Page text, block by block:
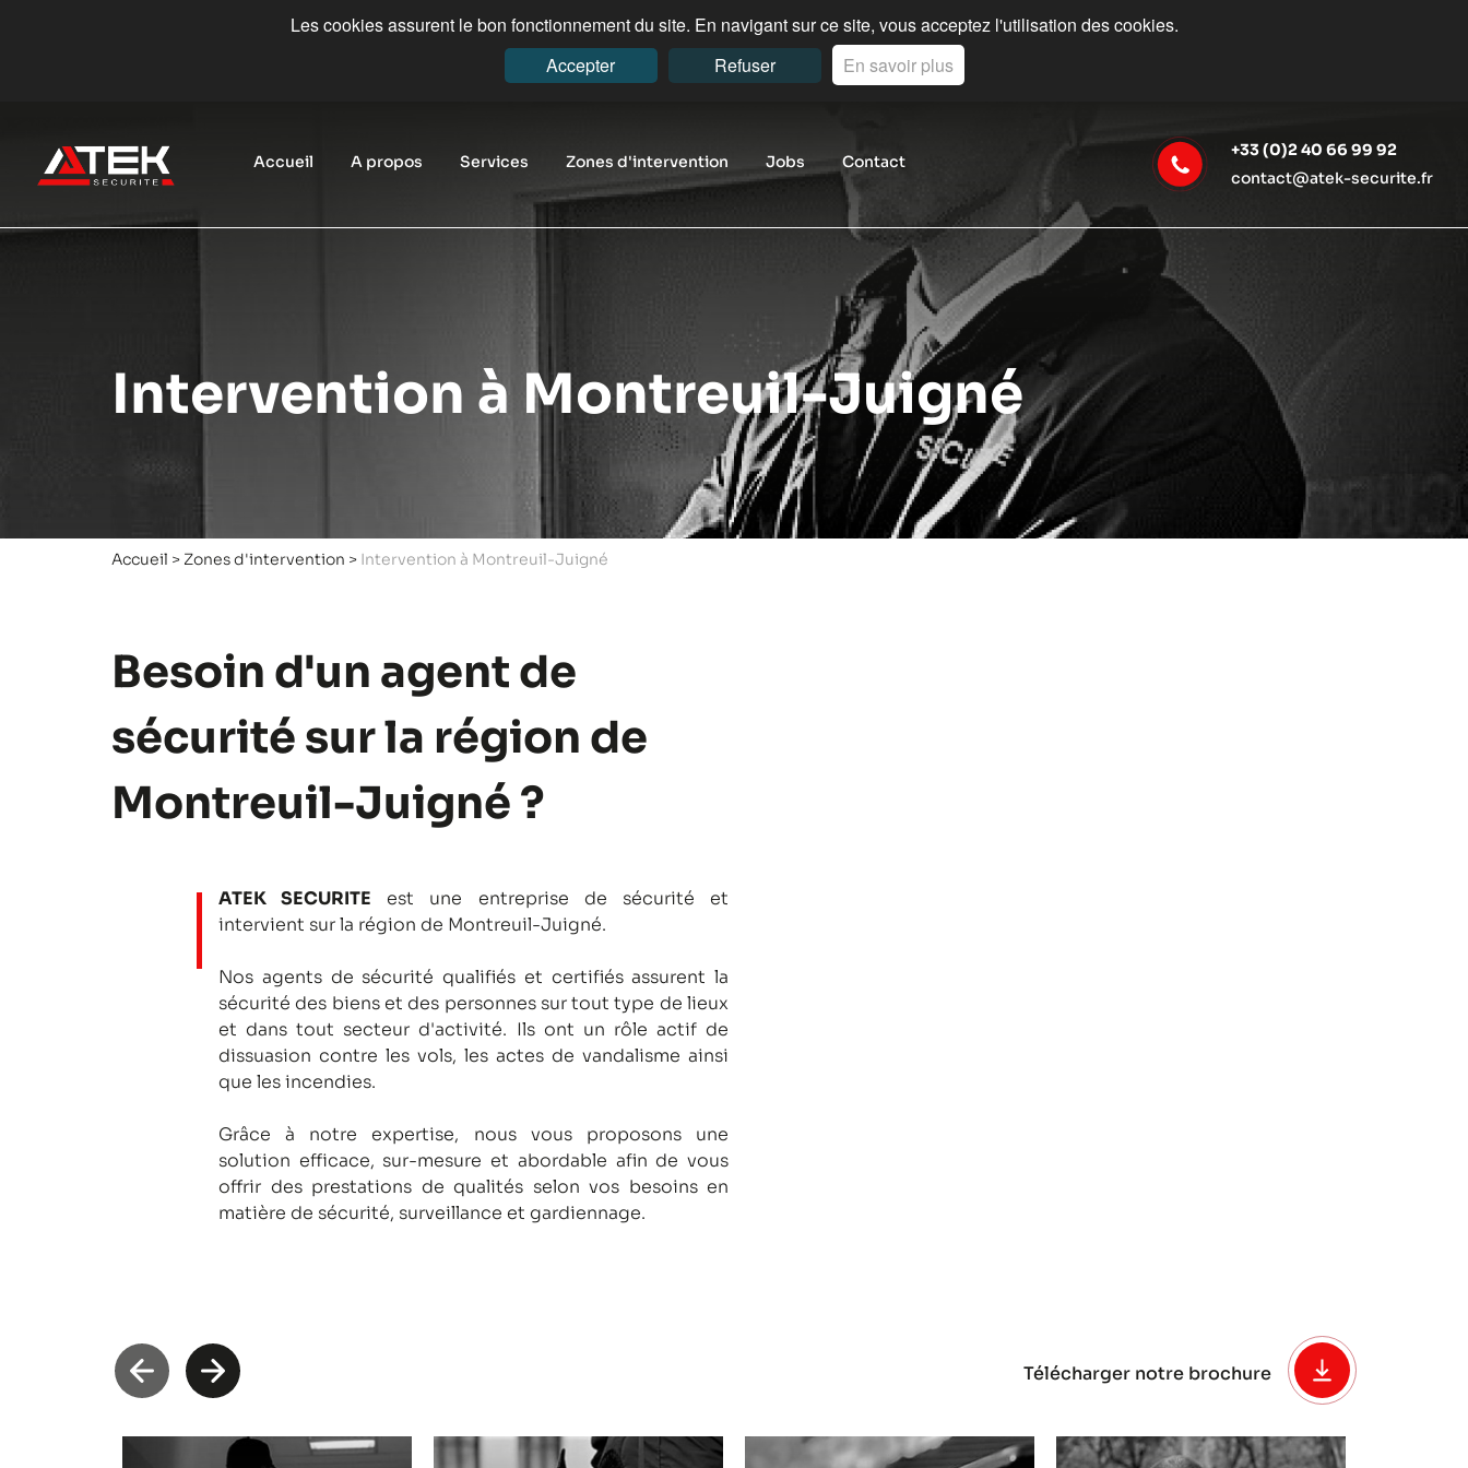
Les cookies assurent le bon fonctionnement du site. En navigant sur ce site, vous acceptez l'utilisation des cookies.
Accepter
Refuser En savoir plus
Accueil A propos Services Zones d'intervention Jobs Contact
+33 (0)2 40 66 99 92
contact@atek-securite.fr
Intervention à Montreuil-Juigné
Accueil > Zones d'intervention > Intervention à Montreuil-Juigné
Besoin d'un agent de
sécurité sur la région de
Montreuil-Juigné ?
ATEK SECURITE est une entreprise de sécurité et
intervient sur la région de Montreuil-Juigné.
Nos agents de sécurité qualifiés et certifiés assurent la
sécurité des biens et des personnes sur tout type de lieux
et dans tout secteur d'activité. Ils ont un rôle actif de
dissuasion contre les vols, les actes de vandalisme ainsi
que les incendies.
Grâce à notre expertise, nous vous proposons une
solution efficace, sur-mesure et abordable afin de vous
offrir des prestations de qualités selon vos besoins en
matière de sécurité, surveillance et gardiennage.
Télécharger notre brochure